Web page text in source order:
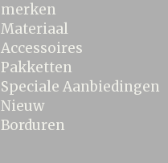
merken
Materiaal
Accessoires
Pakketten
Speciale Aanbiedingen
Nieuw
Borduren